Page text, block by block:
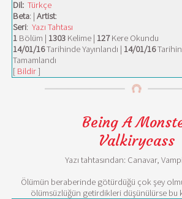
Dil: Türkçe
Beta: | Artist:
Seri: Yazı Tahtası
1 Bölüm | 1303 Kelime | 127Kere Okundu
14/01/16Tarihinde Yayınlandı | 14/01/16
Tamamlandı
[ Bildir]
Being A
Valkirycass
Yazı tahtasından: Canavar,
Ölümün beraberinde götürdüğü çok şey
ölümsüzlüğün getirdikleri düşünülürse bu